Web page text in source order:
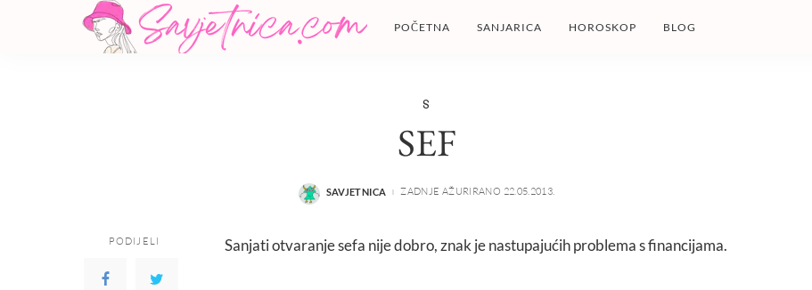
POČETNA SANJARICA HOROSKOP BLOG
S
SEF
POSTED
SAVJETNICA ZADNJE AŽURIRANO 22.05.2013.
PODIJELI Sanjati otvaranje sefa nije dobro, znak je nastupajućih problema s financijama.